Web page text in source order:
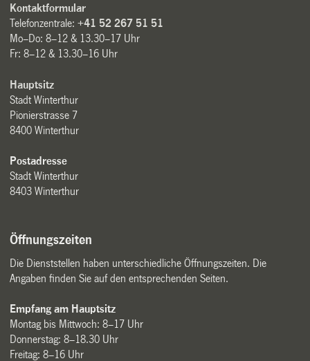
Kontaktformular
Telefonzentrale:+41 52 267 51 51
Mo–Do: 8–12 & 13.30–17 Uhr
Fr: 8–12 & 13.30–16 Uhr
Hauptsitz
Stadt Winterthur
Pionierstrasse 7
8400 Winterthur
Postadresse
Stadt Winterthur
8403 Winterthur
Öffnungszeiten
Die Dienststellen haben unterschiedliche Öffnungszeiten. Die
Angaben finden Sie auf den entsprechenden Seiten.
Empfang am Hauptsitz
Montag bis Mittwoch: 8–17 Uhr
Donnerstag: 8–18.30 Uhr
Freitag: 8–16 Uhr